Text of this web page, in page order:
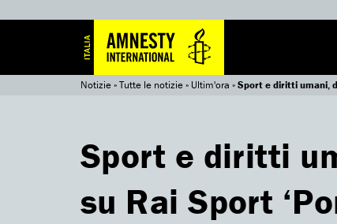
Notizie»Tutte le notizie» Ultim'ora »Sport e diritti umani,
Sport e diritti
su Rai Sport